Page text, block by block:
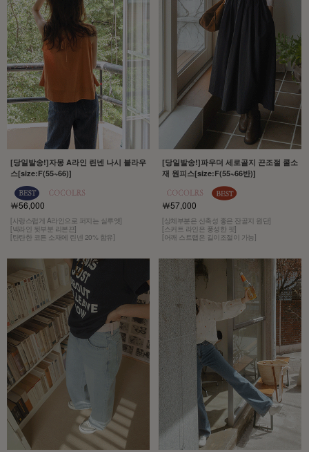
[당일발송!]자몽 A라인 린넨 나시 블라우
스[size:F(55~66)]
￦56,000
[사랑스럽게 A라인으로 퍼지는 실루엣]
[넥라인 뒷부분 리본끈]
[탄탄한 코튼 소재에 린넨 20% 함유]
[당일발송!]파우더 세로골지 끈조절 쿨소
재 원피스[size:F(55~66반)]
￦57,000
[상체부분은 신축성 좋은 잔골지 원단]
[스커트 라인은 풍성한 핏]
[어깨 스트랩은 길이조절이 가능]